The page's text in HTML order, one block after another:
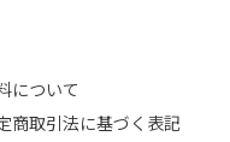
について
商取引法に基づく表記